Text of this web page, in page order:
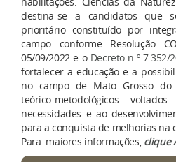
destina-se a candidatos que
prioritário constituído por
campo conforme Resolução
05/09/2022 e o Decreto n.º 7.352/
fortalecer a educação e a
no campo de Mato Grosso do
teórico-metodológicos
necessidades e ao
para a conquista de melhorias na
Para maiores informações, clique